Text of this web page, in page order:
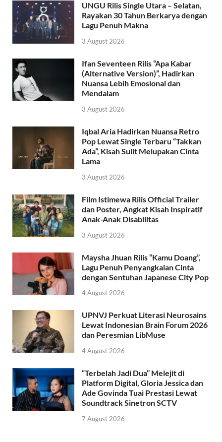
UNGU Rilis Single Utara – Selatan,
Rayakan 30 Tahun Berkarya dengan
Lagu Penuh Makna
3 August 2026
Ifan Seventeen Rilis “Apa Kabar
(Alternative Version)”, Hadirkan
Nuansa Lebih Emosional dan
Mendalam
3 August 2026
Iqbal Aria Hadirkan Nuansa Retro
Pop Lewat Single Terbaru “Takkan
Ada”, Kisah Sulit Melupakan Cinta
Lama
3 August 2026
Film Istimewa Rilis Official Trailer
dan Poster, Angkat Kisah Inspiratif
Anak-Anak Disabilitas
3 August 2026
Maysha Jhuan Rilis “Kamu Doang”,
Lagu Penuh Penyangkalan Cinta
dengan Sentuhan Japanese City Pop
4 August 2026
UPNVJ Perkuat Literasi Neurosains
Lewat Indonesian Brain Forum 2026
dan Peresmian LibMuse
4 August 2026
“Terbelah Jadi Dua” Melejit di
Platform Digital, Gloria Jessica dan
Ade Govinda Tuai Prestasi Lewat
Soundtrack Sinetron SCTV
7 August 2026